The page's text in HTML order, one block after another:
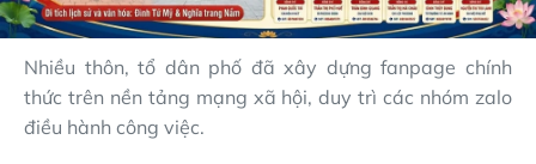
Nhiều thôn, tổ dân phố đã xây dựng fanpage chính
thức trên nền tảng mạng xã hội, duy trì các nhóm zalo
điều hành công việc.